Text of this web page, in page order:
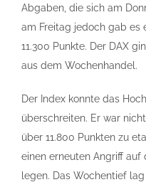
Abgaben, die sich am
am Freitag jedoch gab es
11.300 Punkte. Der DAX
aus dem Wochenhandel.
Der Index konnte das
überschreiten. Er war
über 11.800 Punkten zu
einen erneuten Angriff auf
legen. Das Wochentief